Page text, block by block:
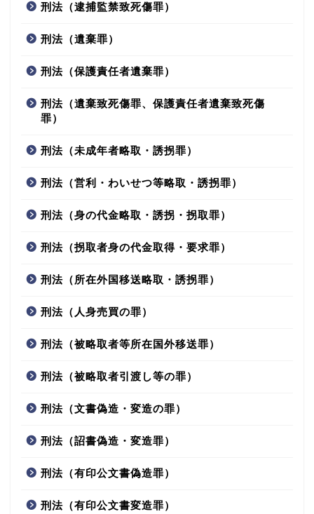
刑法（逮捕監禁致死傷罪）
刑法（遺棄罪）
刑法（保護責任者遺棄罪）
刑法（遺棄致死傷罪、保護責任者遺棄致死傷
罪）
刑法（未成年者略取・誘拐罪）
刑法（営利・わいせつ等略取・誘拐罪）
刑法（身の代金略取・誘拐・拐取罪）
刑法（拐取者身の代金取得・要求罪）
刑法（所在外国移送略取・誘拐罪）
刑法（人身売買の罪）
刑法（被略取者等所在国外移送罪）
刑法（被略取者引渡し等の罪）
刑法（文書偽造・変造の罪）
刑法（詔書偽造・変造罪）
刑法（有印公文書偽造罪）
刑法（有印公文書変造罪）